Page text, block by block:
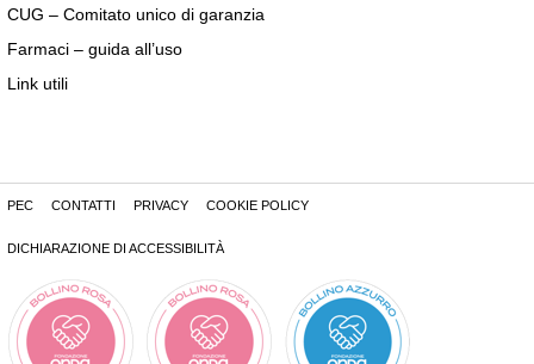
CUG – Comitato unico di garanzia
Farmaci – guida all’uso
Link utili
PEC CONTATTI PRIVACY COOKIE POLICY
DICHIARAZIONE DI ACCESSIBILITÀ